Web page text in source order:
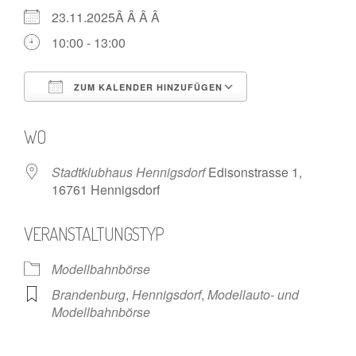
23.11.2025Â Â Â Â
10:00 - 13:00
ZUM KALENDER HINZUFÜGEN
WO
Stadtklubhaus HennigsdorfEdisonstrasse 1,
16761 Hennigsdorf
VERANSTALTUNGSTYP
Modellbahnbörse
Brandenburg, Hennigsdorf, Modellauto- und
Modellbahnbörse